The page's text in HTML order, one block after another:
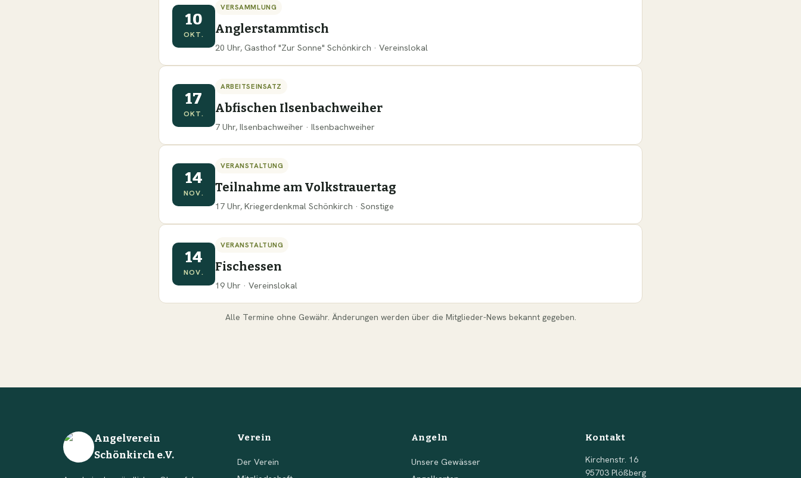
10
OKT.
VERSAMMLUNG
Anglerstammtisch
20 Uhr, Gasthof "Zur Sonne" Schönkirch · Vereinslokal
17
OKT.
ARBEITSEINSATZ
Abfischen Ilsenbachweiher
7 Uhr, Ilsenbachweiher · Ilsenbachweiher
14
NOV.
VERANSTALTUNG
Teilnahme am Volkstrauertag
17 Uhr, Kriegerdenkmal Schönkirch · Sonstige
14
NOV.
VERANSTALTUNG
Fischessen
19 Uhr · Vereinslokal
Alle Termine ohne Gewähr. Änderungen werden über die Mitglieder-News bekannt gegeben.
Angelverein
Schönkirch e.V.
Verein
Der Verein
Angeln
Unsere Gewässer
Kontakt
Kirchenstr. 16
95703 Plößberg